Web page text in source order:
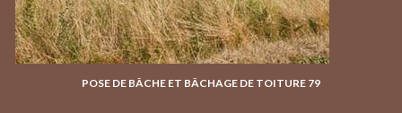
POSE DE BÂCHE ET BÂCHAGE DE TOITURE 79